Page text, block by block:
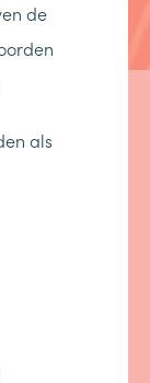
de
als